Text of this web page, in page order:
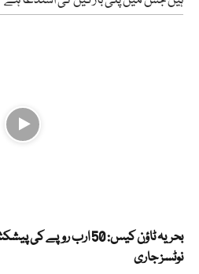
بحریہ ٹاؤن کیس: 50 ارب
نوٹسز جاری